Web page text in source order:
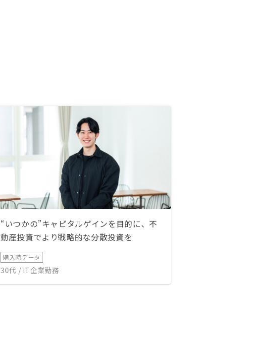
“いつかの”キャピタルゲインを目的に、不
動産投資でより戦略的な分散投資を
購入時データ
30代 / IT企業勤務